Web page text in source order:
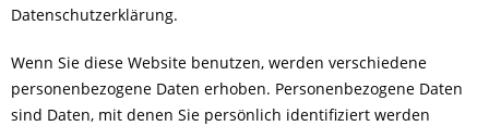
Datenschutzerklärung.
Wenn Sie diese Website benutzen, werden verschiedene
personenbezogene Daten erhoben. Personenbezogene Daten
sind Daten, mit denen Sie persönlich identifiziert werden